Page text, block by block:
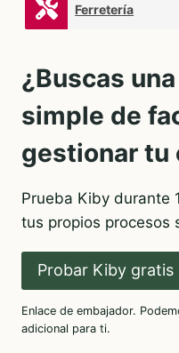
Ferretería
¿Buscas
simple de
gestionar tu
Prueba Kiby durante
tus propios procesos
Probar Kiby gratis
Enlace de embajador.
adicional para ti.